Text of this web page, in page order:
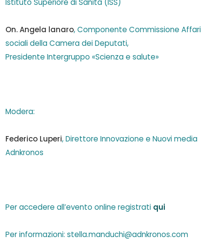
Istituto Superiore di Sanità ( ISS)
On. Angela lanaro,ComponenteCommissioneAffari
sociali dellaCameradeiDeputati,
PresidenteIntergruppo«Scienza esalute»
Modera:
Federico Luperi,Direttore InnovazioneeNuovimedia
Adnkronos
Per accedere all’evento online registrati qui
Per informazioni:stella.manduchi@adnkronos.com